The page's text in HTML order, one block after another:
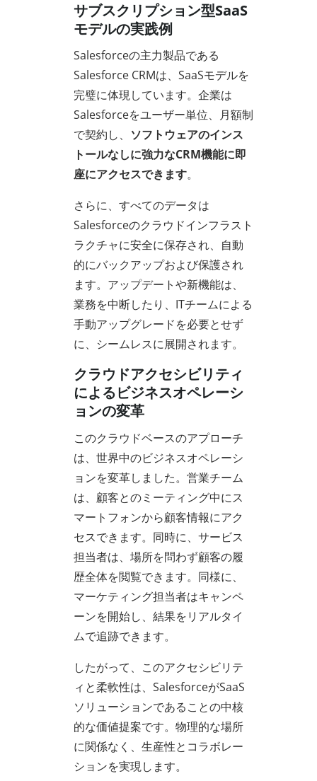
サブスクリプション型SaaS
モデルの実践例
Salesforceの主力製品である
Salesforce CRMは、SaaSモデルを
完璧に体現しています。企業は
Salesforceをユーザー単位、月額制
で契約し、 ソフトウェアのインス
トールなしに強力なCRM機能に即
座にアクセスできます。
さらに、すべてのデータは
Salesforceのクラウドインフラスト
ラクチャに安全に保存され、自動
的にバックアップおよび保護され
ます。アップデートや新機能は、
業務を中断したり、ITチームによる
手動アップグレードを必要とせず
に、シームレスに展開されます。
クラウドアクセシビリティ
によるビジネスオペレーシ
ョンの変革
このクラウドベースのアプローチ
は、世界中のビジネスオペレーシ
ョンを変革しました。営業チーム
は、顧客とのミーティング中にス
マートフォンから顧客情報にアク
セスできます。同時に、サービス
担当者は、場所を問わず顧客の履
歴全体を閲覧できます。同様に、
マーケティング担当者はキャンペ
ーンを開始し、結果をリアルタイ
ムで追跡できます。
したがって、このアクセシビリテ
ィと柔軟性は、SalesforceがSaaS
ソリューションであることの中核
的な価値提案です。物理的な場所
に関係なく、生産性とコラボレー
ションを実現します。